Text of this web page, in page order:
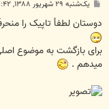
ت
یک‌شنبه ۲۹ شهریور ۱۳۸۸, ۱۰:۴۲ ب.ظ
دوستان لطفأ تاپيک را
برای بازگشت به موضوع
ميدهم .